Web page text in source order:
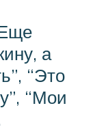
а
“Это
“Мои